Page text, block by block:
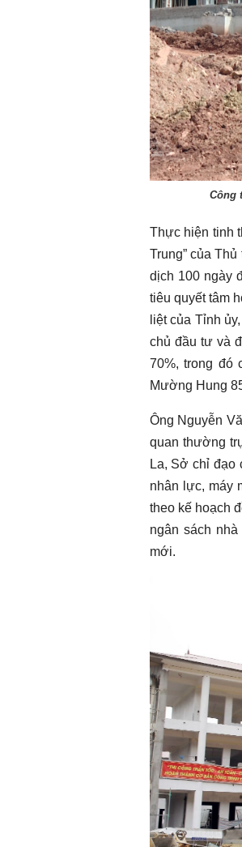
Công
Thực hiện tinh
Trung” của
dịch 100 ngày
tiêu quyết tâm
liệt của Tỉnh
chủ đầu tư và
70%, trong đó
Mường Hung
Ông Nguyễn
quan thường
La, Sở chỉ đạo
nhân lực, máy
theo kế hoạch
ngân sách
mới.